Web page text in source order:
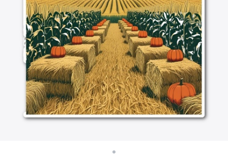
Verkoop overal
Verkoop alles
Unisex Classic Pullover Hoodie
US$ 40,99
Classic Crew Neck T-Shirt
US$ 22,99
Unisex Premium Pullover Hoodie
US$ 40,99